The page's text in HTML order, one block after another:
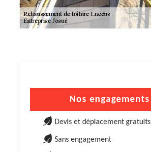
Nos engagements
Devis et déplacement gratuits
Sans engagement